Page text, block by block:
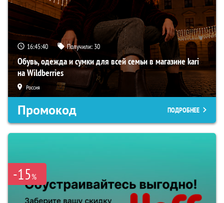
16:45:39 Получили: 30
Обувь, одежда и сумки для всей семьи в магазине kari
на Wildberries
Россия
Промокод ПОДРОБНЕЕ
-15%